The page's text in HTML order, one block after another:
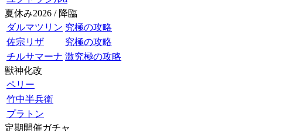
夏休み2026 / 降臨
ダルマツリン 究極の攻略
佐宗リザ
究極の攻略
チルサマーナ 激究極の攻略
獣神化改
ペリー
竹中半兵衛
プラトン
定期開催ガチャ